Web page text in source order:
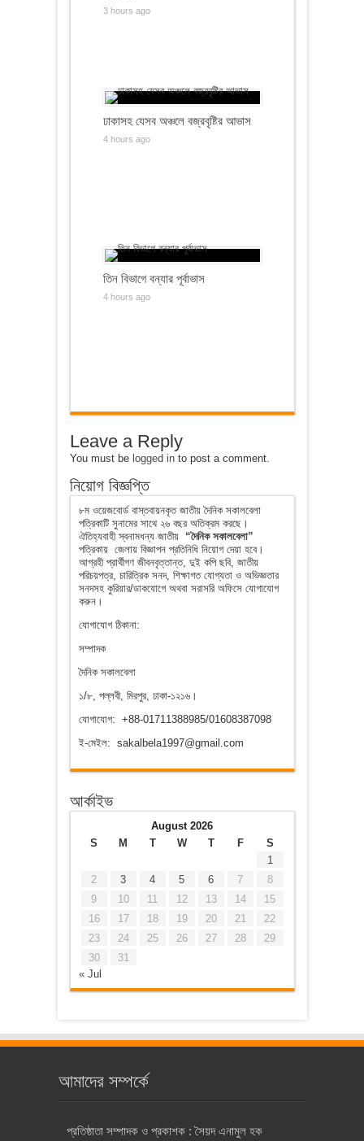
3 hours ago
ঢাকাসহ যেসব অঞ্চলে বজ্রবৃষ্টির আভাস
4 hours ago
তিন বিভাগে বন্যার পূর্বাভাস
4 hours ago
Leave a Reply
You must be logged into post a comment.
নিয়োগ বিজ্ঞপ্তি
৮ম ওয়েজবোর্ড বাস্তবায়নকৃত জাতীয় দৈনিক সকালবেলা
পত্রিকাটি সুনামের সাথে ২৬ বছর অতিক্রম করছে।
ঐতিহ্যবাহী স্বনামধন্য জাতীয় “দৈনিক সকালবেলা”
পত্রিকায় জেলায় বিজ্ঞাপন প্রতিনিধি নিয়োগ দেয়া হবে।
আগ্রহী প্রার্থীগণ জীবনবৃত্তান্ত, দুই কপি ছবি, জাতীয়
পরিচয়পত্র, চারিত্রিক সনদ, শিক্ষাগত যোগ্যতা ও অভিজ্ঞতার
সনদসহ কুরিয়ার/ডাকযোগে অথবা সরাসরি অফিসে যোগাযোগ
করুন।
যোগাযোগ ঠিকানা:
সম্পাদক
দৈনিক সকালবেলা
১/৮, পল্লবী, মিরপুর, ঢাকা-১২১৬।
যোগাযোগ: +88-01711388985/01608387098
ই-মেইল: sakalbela1997@gmail.com
আর্কাইভ
August 2026
S
M T W T F
S
1
2
3 4 5 6 7
8
9
10 11 12 13 14
15
16
17 18 19 20 21
22
23
24 25 26 27 28
29
30
31
« Jul
আমাদের সম্পর্কে
প্রতিষ্ঠাতা সম্পাদক ও প্রকাশক : সৈয়দ এনামুল হক